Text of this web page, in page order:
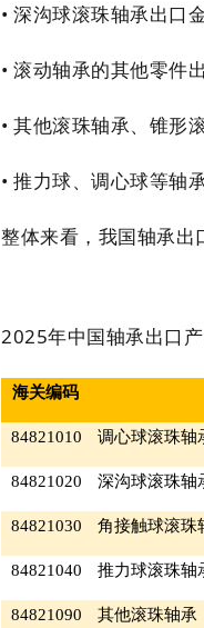
• 深沟球滚珠轴承出口
• 滚动轴承的其他零件
• 其他滚珠轴承、锥形
• 推力球、调心球等轴
整体来看，我国轴承出
2025年中国轴承出口
海关编码
84821010 调心球滚珠轴
84821020 深沟球滚珠轴
84821030 角接触球滚珠
84821040 推力球滚珠轴
84821090 其他滚珠轴承